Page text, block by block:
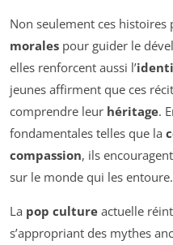
Non seulement ces
morales pour guider le
elles renforcent aussi l’
jeunes affirment que ces
comprendre leur héritage.
fondamentales telles que la
compassion, ils
sur le monde qui les entoure.
La pop culture actuelle
s’appropriant des mythes